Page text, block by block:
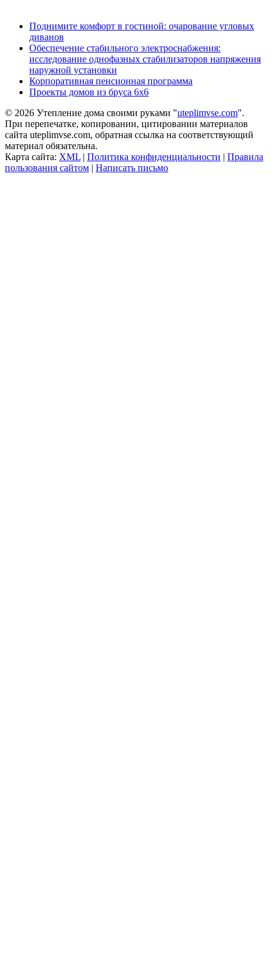
Поднимите комфорт в гостиной: очарование угловых
диванов
Обеспечение стабильного электроснабжения:
исследование однофазных стабилизаторов напряжения
наружной установки
Корпоративная пенсионная программа
Проекты домов из бруса 6х6
© 2026 Утепление дома своими руками "uteplimvse.com".
При перепечатке, копировании, цитировании материалов
сайта uteplimvse.com, обратная ссылка на соответствующий
материал обязательна.
Карта сайта: XML | Политика конфиденциальности | Правила
пользования сайтом | Написать письмо